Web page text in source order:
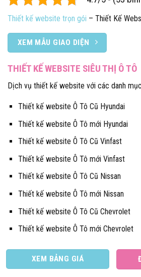
Thiết kế website trọn gói – Thiết Kế
XEM MẪU GIAO DIỆN
THIẾT KẾ WEBSITE SIÊU THỊ Ô TÔ
Dịch vụ thiết kế website với các danh
Thiết kế website Ô Tô Cũ Hyundai
Thiết kế website Ô Tô mới Hyundai
Thiết kế website Ô Tô Cũ Vinfast
Thiết kế website Ô Tô mới Vinfast
Thiết kế website Ô Tô Cũ Nissan
Thiết kế website Ô Tô mới Nissan
Thiết kế website Ô Tô Cũ Chevrolet
Thiết kế website Ô Tô mới Chevrolet
XEM BẢNG GIÁ